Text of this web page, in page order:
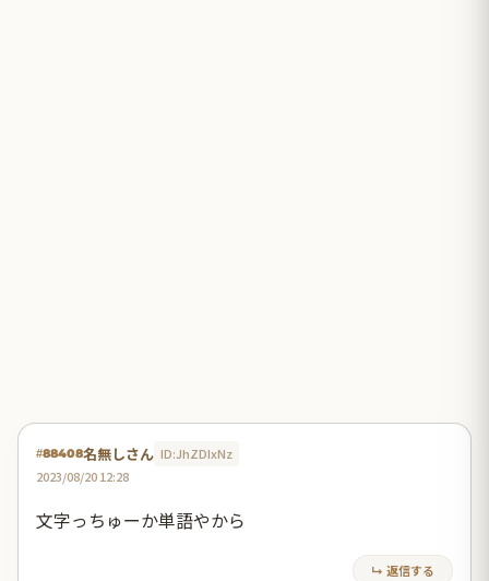
#88408名無しさん ID:JhZDIxNz
2023/08/20 12:28
文字っちゅーか単語やから
↳ 返信する